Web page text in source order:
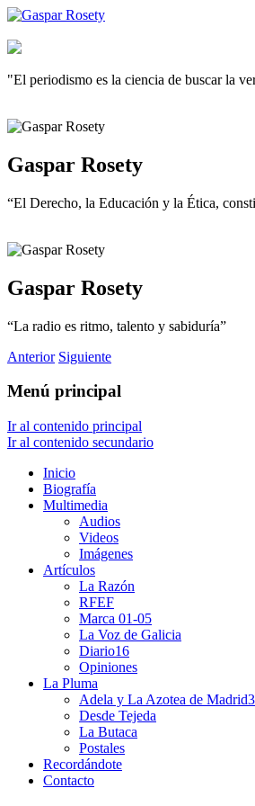
"El periodismo es la ciencia de buscar la
Gaspar Rosety
“El Derecho, la Educación y la Ética,
Gaspar Rosety
“La radio es ritmo, talento y sabiduría”
Anterior Siguiente
Menú principal
Ir al contenido principal
Ir al contenido secundario
Inicio
Biografía
Multimedia
Audios
Videos
Imágenes
Artículos
La Razón
RFEF
Marca 01-05
La Voz de Galicia
Diario16
Opiniones
La Pluma
Adela y La Azotea de
Desde Tejeda
La Butaca
Postales
Recordándote
Contacto